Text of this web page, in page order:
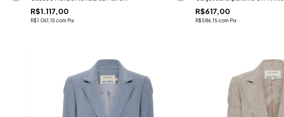
R$1.117,00
R$1.061,15 com Pix
R$617,00
R$586,15 com Pix